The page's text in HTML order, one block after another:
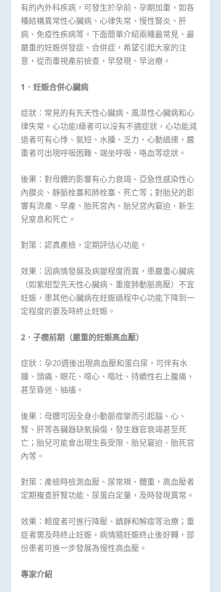
有的內外科疾病，可發生於孕前、孕期加重，如各
種結構異常性心臟病、心律失常、慢性腎炎、肝
病、免疫性疾病等。下面簡單介紹兩種最常見、最
嚴重的妊娠併發症、合併症，希望引起大家的注
意，從而重視產前檢查，早發現、早治療。
1 ．妊娠合併心臟病
症狀：常見的有先天性心臟病、風濕性心臟病和心
律失常。心功能I級者可以沒有不適症狀，心功能減
退者可有心悸、氣短、水腫、乏力、心動過速，嚴
重者可出現呼吸困難、端坐呼吸、咯血等症狀。
後果：對母體的影響有心力衰竭、亞急性感染性心
內膜炎、靜脈栓塞和肺栓塞、死亡等；對胎兒的影
響有流產、早產、胎死宮內、胎兒宮內窘迫、新生
兒窒息和死亡。
對策：認真產檢，定期評估心功能。
效果：因病情發展及病變程度而異，患嚴重心臟病
（如紫紺型先天性心臟病、重度肺動脈高壓）不宜
妊娠，患其他心臟病在妊娠過程中心功能下降到一
定程度的要及時終止妊娠。
2 ．子癇前期（嚴重的妊娠高血壓）
症狀：孕20週後出現高血壓和蛋白尿，可伴有水
腫、頭痛、眼花、噁心、嘔吐、持續性右上腹痛，
甚至昏迷、抽搐。
後果：母體可因全身小動脈痙攣而引起腦、心、
腎、肝等各臟器缺氧損傷，發生器官衰竭甚至死
亡；胎兒可能會出現生長受限、胎兒窘迫、胎死宮
內等。
對策：產檢時檢測血壓、尿常規、體重，高血壓者
定期複查肝腎功能、尿蛋白定量，及時發現異常。
效果：輕度者可進行降壓、鎮靜和解痙等治療；重
症者需及時終止妊娠，病情隨妊娠終止後好轉，部
份患者可進一步發展為慢性高血壓。
專家介紹